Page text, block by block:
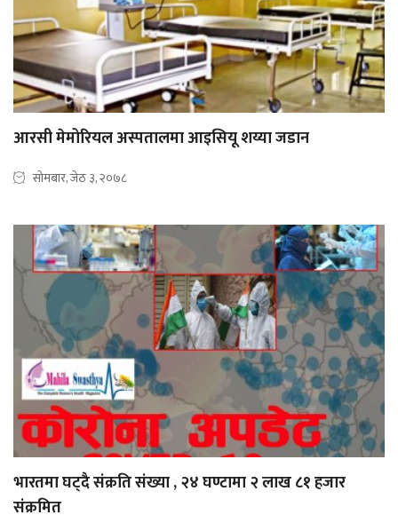
आरसी मेमोरियल अस्पतालमा आइसियू शय्या जडान
सोमबार, जेठ ३, २०७८
भारतमा घट्दै संक्रति संख्या , २४ घण्टामा २ लाख ८१ हजार
संक्रमित